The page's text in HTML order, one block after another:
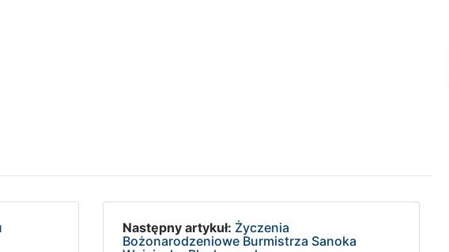
Następny artykuł: Życzenia
Bożonarodzeniowe Burmistrza Sanoka